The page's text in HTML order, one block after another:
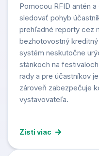
Pomocou RFID antén
sledovať pohyb
prehľadné reporty cez
bezhotovostný
systém neskutočne
stánkoch na
rady a pre účastníkov
zároveň zabezpečuje
vystavovateľa.
Zisti viac